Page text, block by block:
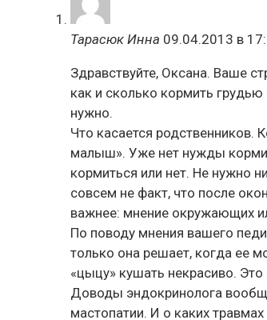
Тарасюк Инна 09.04.2013 в
Здравствуйте, Оксана. Ваше
как и сколько кормить
нужно.
Что касается
малыш». Уже нет нужды
кормиться или нет. Не нужно
совсем не факт, что после
важнее: мнение окружающих
По поводу мнения вашего
только она решает, когда ее
«цыцу» кушать некрасиво.
Доводы эндокринолога
мастопатии. И о каких